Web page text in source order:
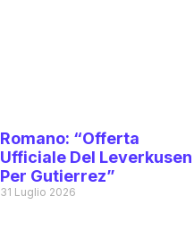
Romano: “Offerta
Ufficiale Del Leverkusen
Per Gutierrez”
31 Luglio 2026